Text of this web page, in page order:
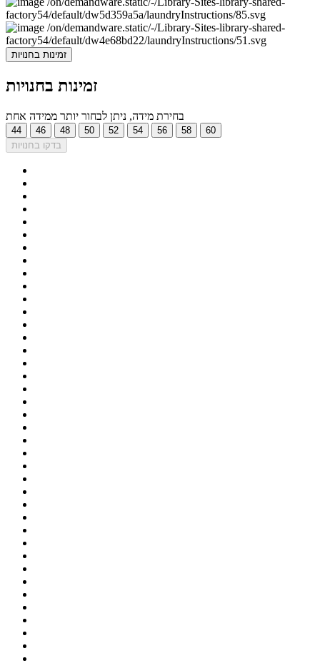
זמינות בחנויות
זמינות בחנויות
בחירת מידה, ניתן לבחור יותר ממידה אחת
44 46 48 50 52 54 56 58
60
בדקו בחנויות